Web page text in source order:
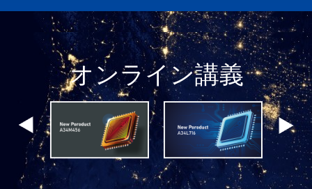
オンライン講義